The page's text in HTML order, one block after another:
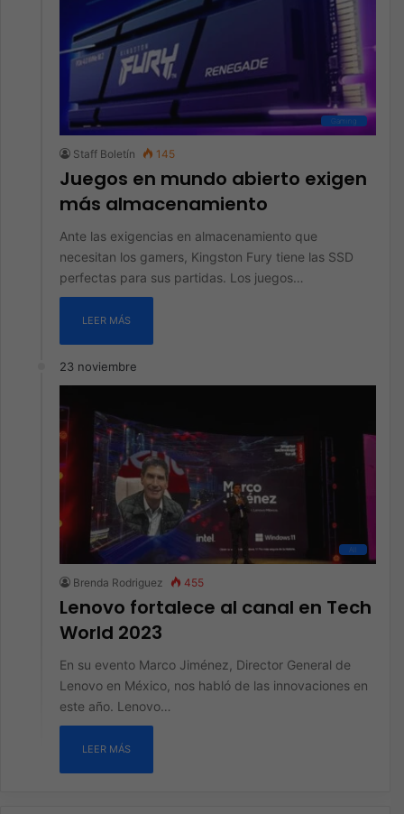
Gaming
Staff Boletín 145
Juegos en mundo abierto exigen
más almacenamiento
Ante las exigencias en almacenamiento que
necesitan los gamers, Kingston Fury tiene las SSD
perfectas para sus partidas. Los juegos…
LEER MÁS
23 noviembre
All
Brenda Rodriguez 455
Lenovo fortalece al canal en Tech
World 2023
En su evento Marco Jiménez, Director General de
Lenovo en México, nos habló de las innovaciones en
este año. Lenovo…
LEER MÁS